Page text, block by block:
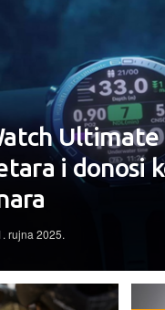
Ultimate
i donosi
rujna 2025.